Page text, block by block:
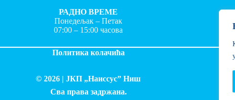
РАДНО ВРЕМЕ
Понедељак – Петак
07:00 – 15:00 часова
Политика колачића
© 2026 |ЈКП „Наиссус” Ниш
Сва права задржана.